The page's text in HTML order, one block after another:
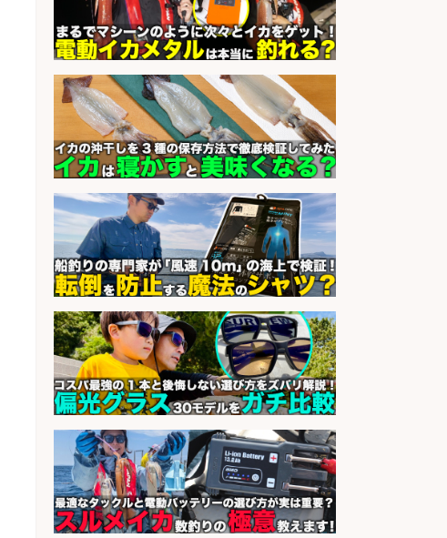
経験歓迎×残業少なめ/鹿児島県/志
布志市
株式会社ホットスタッフ鹿児島
sponsored by 求人ボックス
和食, 日本料理・懐石料理/店長・店
長候補/ライブ感が満載!魚の価値を
上げ、食とエンタメで地域を元気に!
店長候補募集
会社名
魚と肴 いとおかし 魚と肴 いとお
かし
sponsored by 求人ボックス
釣り具などの出荷作業～～/工場/製
造
会社名 UTグループ株式会社
sponsored by 求人ボックス
日払いOKで即日収入/製造スタッフ/
「堺市堺区」入社祝金10万円/堺市
堺区の工場で自転車部品や釣り具の
組立/日払いOK・未経験歓迎&土日